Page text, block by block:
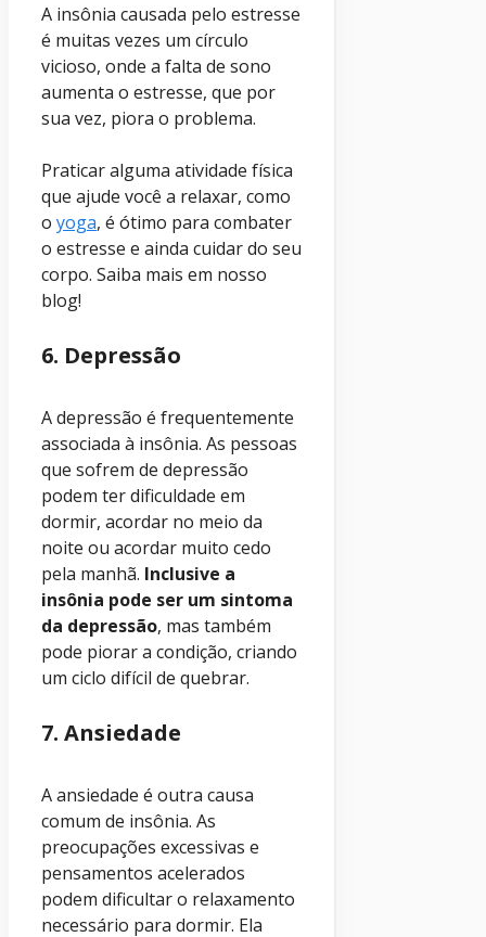
A insônia causada pelo estresse
é muitas vezes um círculo
vicioso, onde a falta de sono
aumenta o estresse, que por
sua vez, piora o problema.
Praticar alguma atividade física
que ajude você a relaxar, como
o yoga, é ótimo para combater
o estresse e ainda cuidar do seu
corpo. Saiba mais em nosso
blog!
6. Depressão
A depressão é frequentemente
associada à insônia. As pessoas
que sofrem de depressão
podem ter dificuldade em
dormir, acordar no meio da
noite ou acordar muito cedo
pela manhã. Inclusive a
insônia pode ser um sintoma
da depressão, mas também
pode piorar a condição, criando
um ciclo difícil de quebrar.
7. Ansiedade
A ansiedade é outra causa
comum de insônia. As
preocupações excessivas e
pensamentos acelerados
podem dificultar o relaxamento
necessário para dormir. Ela